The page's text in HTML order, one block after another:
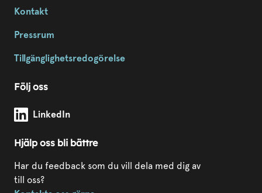
Kontakt
Pressrum
Tillgänglighetsredogörelse
Följ oss
Modda Sörmland på
LinkedIn
Hjälp oss bli bättre
Har du feedback som du vill dela med dig av
till oss?